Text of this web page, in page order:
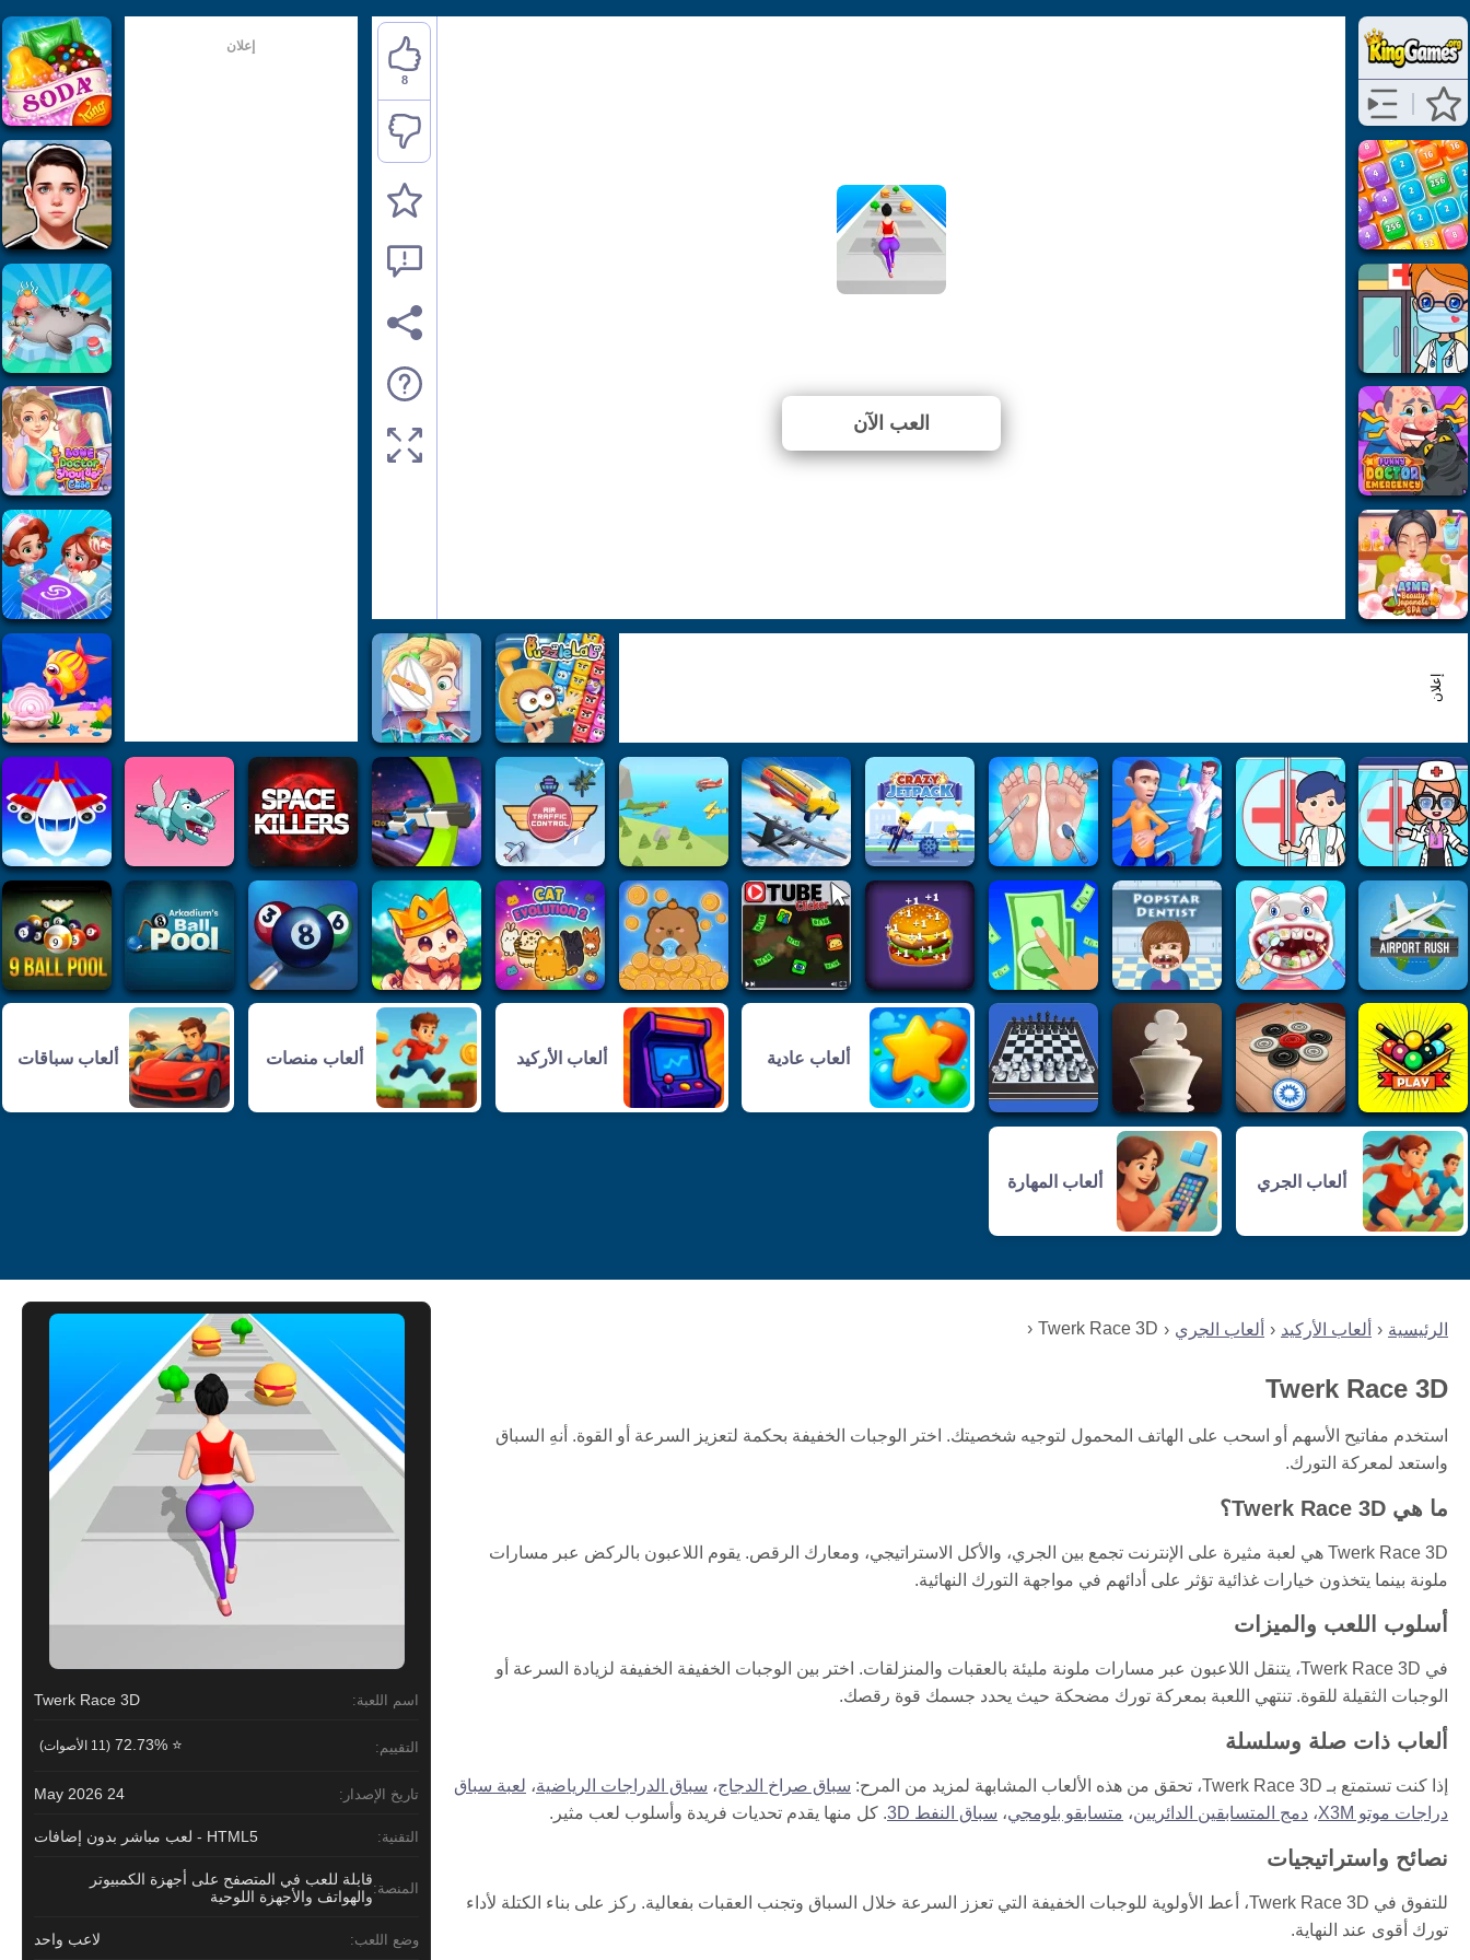
الرئيسية ألعاب الأركيد ألعاب الجري Twerk Race 3D
Twerk Race 3D
استخدم مفاتيح الأسهم أو اسحب على الهاتف المحمول لتوجيه شخصيتك. اختر الوجبات الخفيفة بحكمة لتعزيز السرعة أو القوة. أنهِ السباق
واستعد لمعركة التورك.
ما هي Twerk Race 3D؟
Twerk Race 3D هي لعبة مثيرة على الإنترنت تجمع بين الجري، والأكل الاستراتيجي، ومعارك الرقص. يقوم اللاعبون بالركض عبر مسارات
ملونة بينما يتخذون خيارات غذائية تؤثر على أدائهم في مواجهة التورك النهائية.
أسلوب اللعب والميزات
في Twerk Race 3D، يتنقل اللاعبون عبر مسارات ملونة مليئة بالعقبات والمنزلقات. اختر بين الوجبات الخفيفة الخفيفة لزيادة السرعة أو
الوجبات الثقيلة للقوة. تنتهي اللعبة بمعركة تورك مضحكة حيث يحدد جسمك قوة رقصك.
ألعاب ذات صلة وسلسلة
إذا كنت تستمتع بـ Twerk Race 3D، تحقق من هذه الألعاب المشابهة لمزيد من المرح: سباق صراخ الدجاج، سباق الدراجات الرياضية، لعبة سباق
دراجات موتو X3M
، دمج المتسابقين الدائريين، متسابقو بلومجي، سباق النفط 3D . كل منها يقدم تحديات فريدة وأسلوب لعب مثير.
نصائح واستراتيجيات
للتفوق في Twerk Race 3D، أعط الأولوية للوجبات الخفيفة التي تعزز السرعة خلال السباق وتجنب العقبات بفعالية. ركز على بناء الكتلة لأداء
تورك أقوى عند النهاية.
اسم اللعبة: Twerk Race 3D
التقييم: ⭐ 72.73% (11 الأصوات)
تاريخ الإصدار: 24 May 2026
التقنية: HTML5 - لعب مباشر بدون إضافات
المنصة:قابلة للعب في المتصفح على أجهزة الكمبيوتر
والهواتف والأجهزة اللوحية
وضع اللعب: لاعب واحد
العب الآن
8
إعلان
إعلان
ألعاب عادية ألعاب الأركيد ألعاب منصات ألعاب سباقات
ألعاب الجري ألعاب المهارة